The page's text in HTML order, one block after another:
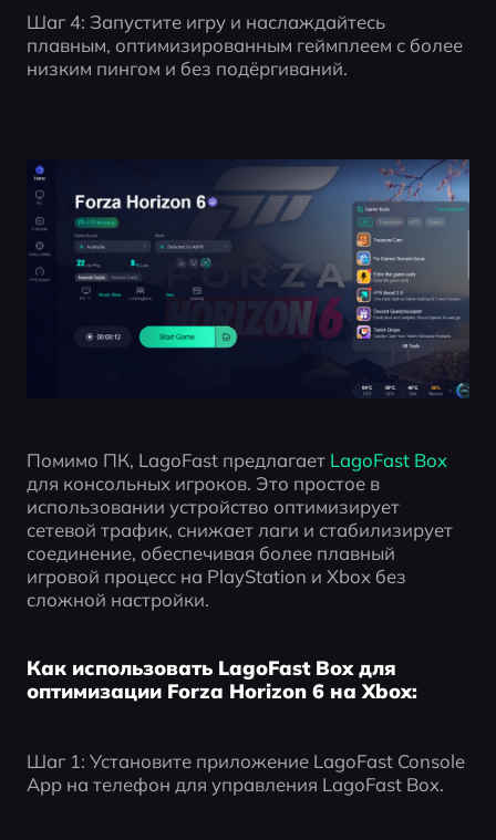
Шаг 4: Запустите игру и наслаждайтесь
плавным, оптимизированным геймплеем с более
низким пингом и без подёргиваний.
Помимо ПК, LagoFast предлагает LagoFast Box
для консольных игроков. Это простое в
использовании устройство оптимизирует
сетевой трафик, снижает лаги и стабилизирует
соединение, обеспечивая более плавный
игровой процесс на PlayStation и Xbox без
сложной настройки.
Как использовать LagoFast Box для
оптимизации Forza Horizon 6 на Xbox:
Шаг 1: Установите приложение LagoFast Console
App на телефон для управления LagoFast Box.